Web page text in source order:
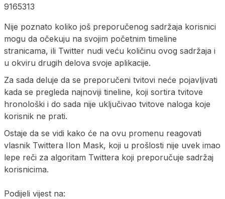
9165313
Nije poznato koliko još preporučenog sadržaja korisnici
mogu da očekuju na svojim početnim timeline
stranicama, ili Twitter nudi veću količinu ovog sadržaja i
u okviru drugih delova svoje aplikacije.
Za sada deluje da se preporučeni tvitovi neće pojavljivati
kada se pregleda najnoviji tineline, koji sortira tvitove
hronološki i do sada nije uključivao tvitove naloga koje
korisnik ne prati.
Ostaje da se vidi kako će na ovu promenu reagovati
vlasnik Twittera Ilon Mask, koji u prošlosti nije uvek imao
lepe reči za algoritam Twittera koji preporučuje sadržaj
korisnicima.
Podijeli vijest na: